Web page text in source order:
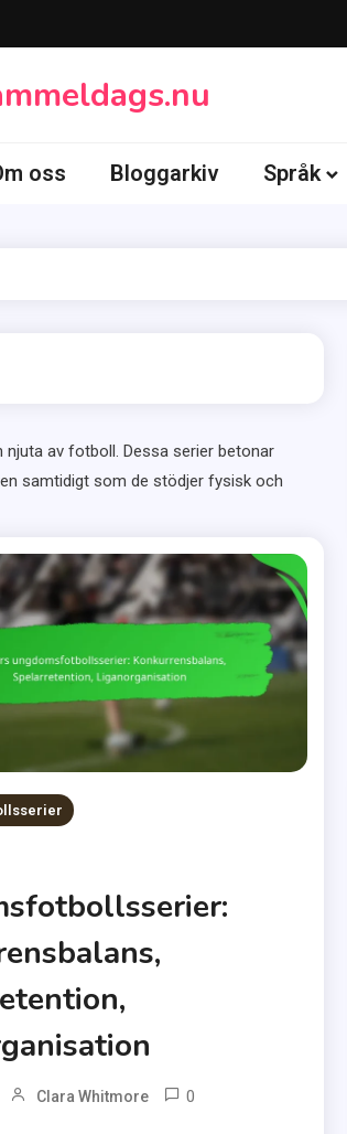
oss Bloggarkiv Språk
av fotboll. Dessa serier betonar
samtidigt som de stödjer fysisk och
Clara Whitmore 0